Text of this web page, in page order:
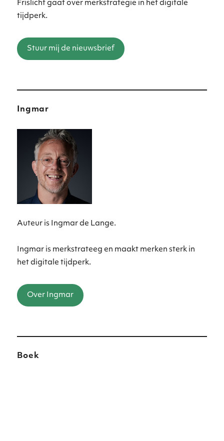
Frislicht gaat over merkstrategie in het digitale
tijdperk.
Stuur mij de nieuwsbrief
Ingmar
Auteur is Ingmar de Lange.
Ingmar is merkstrateeg en maakt merken sterk in
het digitale tijdperk.
Over Ingmar
Boek